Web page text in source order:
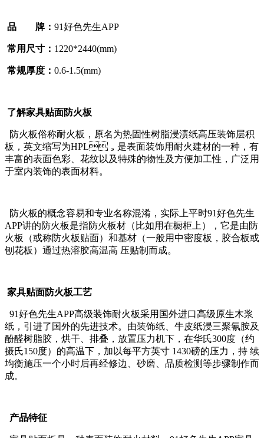
品 牌： 91好色先生APP
常用尺寸： 1220*2440(mm)
常规厚度： 0.6-1.5(mm)
了解家具贴面防火板
防火板俗称耐火板，原名为热固性树脂浸渍纸高压装饰层积
板，英文缩写为HPL，是表面装饰用耐火建材的一种，有
丰富的表面色彩、花纹以及特殊的物性及方便加工性，广泛用
于室内装饰的表面材料。
防火板的概念容易和专业名称混淆，实际上平时91好色先生
APP讲的防火板是指防火板材（比如用在橱柜上），它是由防
火板（或称防火板贴面）和基材（一般用中密度板，胶合板或
刨花板）通过热溶胶高温高 压贴制而成。
家具贴面防火板工艺
91好色先生APP高级装饰耐火板采用国外进口高级原生木浆
纸，引进了国外的先进技术。由装饰纸、牛皮纸浸三聚氰胺及
酚醛树脂胶，烘干、排叠，放置压力机下，在华氏300度（约
摄氏150度）的高温下，加以每平方英寸 1430磅的压力，持 续
均衡施压一个小时后再经修边、砂磨、品质检测等步骤制作而
成。
产品特征